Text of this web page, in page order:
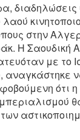
διαδηλώσεις
στην
Η Σαουδική
με το
αναγκάστηκε
ότι